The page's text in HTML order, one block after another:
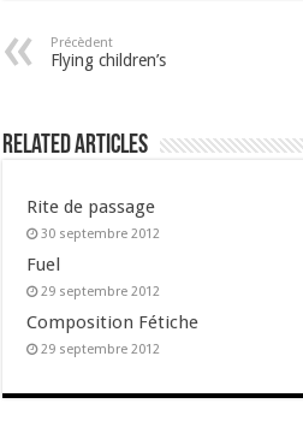
Précèdent
Flying children’s
Related Articles
Rite de passage
30 septembre 2012
Fuel
29 septembre 2012
Composition Fétiche
29 septembre 2012